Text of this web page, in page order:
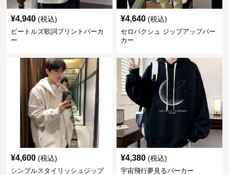
¥4,940 (税込)
ビートルズ歌詞プリントパーカ
ー
¥4,640 (税込)
セロパクシュ ジップアップパー
カー
¥4,600 (税込)
シンプルスタイリッシュジップ
¥4,380 (税込)
宇宙飛行夢見るパーカー